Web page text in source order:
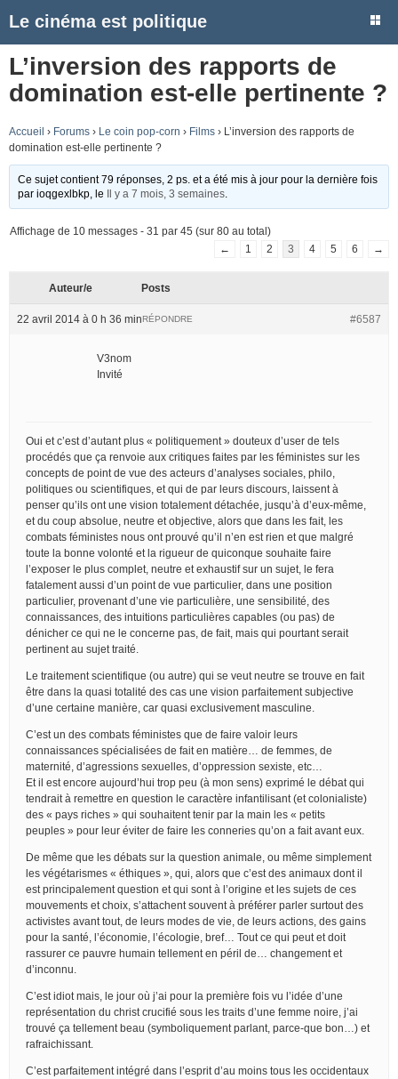
Le cinéma est politique
L’inversion des rapports de
domination est-elle pertinente ?
Accueil › Forums › Le coin pop-corn › Films › L’inversion des rapports de
domination est-elle pertinente ?
Ce sujet contient 79 réponses, 2 ps. et a été mis à jour pour la dernière fois
parioqgexlbkp , le Il y a 7 mois, 3 semaines
Affichage de 10 messages - 31 par 45 (sur 80 au total)
←
1 2 3 4 5 6 →
Auteur/e Posts
22 avril 2014 à 0 h 36 min #6587
RÉPONDRE
V3nom
Invité
Oui et c’est d’autant plus « politiquement » douteux d’user de tels
procédés que ça renvoie aux critiques faites par les féministes sur les
concepts de point de vue des acteurs d’analyses sociales, philo,
politiques ou scientifiques, et qui de par leurs discours, laissent à
penser qu’ils ont une vision totalement détachée, jusqu’à d’eux-même,
et du coup absolue, neutre et objective, alors que dans les fait, les
combats féministes nous ont prouvé qu’il n’en est rien et que malgré
toute la bonne volonté et la rigueur de quiconque souhaite faire
l’exposer le plus complet, neutre et exhaustif sur un sujet, le fera
fatalement aussi d’un point de vue particulier, dans une position
particulier, provenant d’une vie particulière, une sensibilité, des
connaissances, des intuitions particulières capables (ou pas) de
dénicher ce qui ne le concerne pas, de fait, mais qui pourtant serait
pertinent au sujet traité.
Le traitement scientifique (ou autre) qui se veut neutre se trouve en fait
être dans la quasi totalité des cas une vision parfaitement subjective
d’une certaine manière, car quasi exclusivement masculine.
C’est un des combats féministes que de faire valoir leurs
connaissances spécialisées de fait en matière… de femmes, de
maternité, d’agressions sexuelles, d’oppression sexiste, etc…
Et il est encore aujourd’hui trop peu (à mon sens) exprimé le débat qui
tendrait à remettre en question le caractère infantilisant (et colonialiste)
des « pays riches » qui souhaitent tenir par la main les « petits
peuples » pour leur éviter de faire les conneries qu’on a fait avant eux.
De même que les débats sur la question animale, ou même simplement
les végétarismes « éthiques », qui, alors que c’est des animaux dont il
est principalement question et qui sont à l’origine et les sujets de ces
mouvements et choix, s’attachent souvent à préférer parler surtout des
activistes avant tout, de leurs modes de vie, de leurs actions, des gains
pour la santé, l’économie, l’écologie, bref… Tout ce qui peut et doit
rassurer ce pauvre humain tellement en péril de… changement et
d’inconnu.
C’est idiot mais, le jour où j’ai pour la première fois vu l’idée d’une
représentation du christ crucifié sous les traits d’une femme noire, j’ai
trouvé ça tellement beau (symboliquement parlant, parce-que bon…) et
rafraichissant.
C’est parfaitement intégré dans l’esprit d’au moins tous les occidentaux